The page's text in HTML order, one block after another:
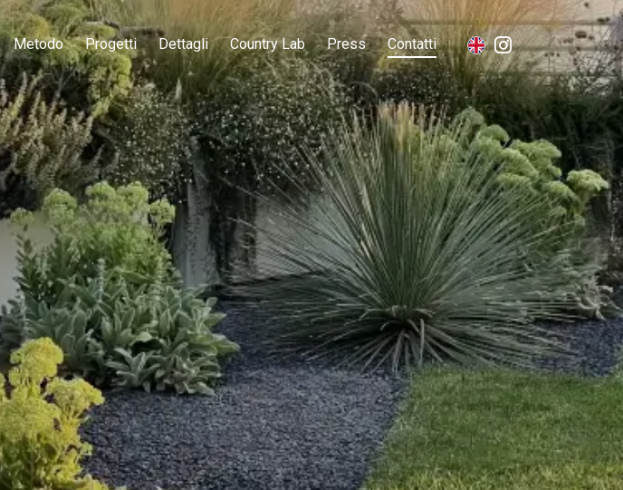
Metodo Progetti Dettagli Country Lab Press Contatti